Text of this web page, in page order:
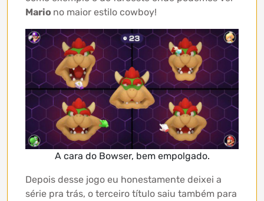
Mario no maior estilo cowboy!
A cara do Bowser, bem empolgado.
Depois desse jogo eu honestamente deixei a
série pra trás, o terceiro título saiu também para